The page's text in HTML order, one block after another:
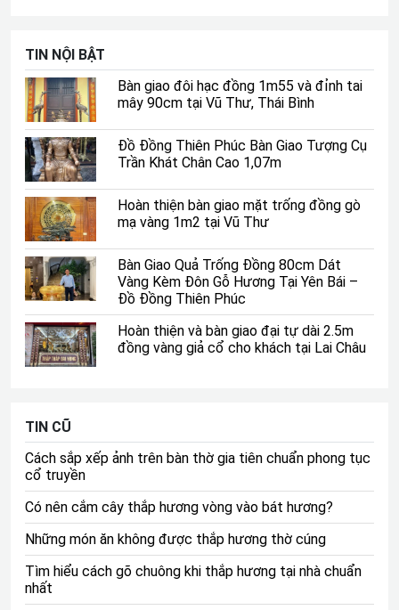
Ý nghĩa thắp hương 100 ngày sau khi bốc bát hương
Thời gian đầu sau khi nhập trạch, gia chủ cần phải thắp
hương để căn nhà thêm phần ấm áp và linh thiêng. Điều
này sẽ giúp tụ khí và đem lại vượng khí, sự hưng thịnh
cho gia đình.
Ngoài ra, truyền thống uống nước nhớ nguồn đều ghi nhớ
dân tộc Việt ta. Nét đẹp này vẫn được lưu truyền nhiều
thế hệ từ xưa đến nay. Vì thế, dường như nghi lễ thắp
hương 100 ngày sau khi bốc bát hương không thể thiếu
đối với mọi người dân sau khi về nhà mới.
Điều này không chỉ đơn thuần là việc thờ cúng tổ tiên
để mong cầu tài lộc. Đồng thời đây cũng là cách để thế
hệ con cháu bày tỏ lòng hiếu kính và sự hiếu thảo của
mình đối với Đức Phật, thần linh, tiên tổ đã phù hộ độ trì
cho con cháu được cuộc sống ấm no, hạnh phúc và bình
TIN NỘI BẬT
Bàn giao đôi hạc đồng 1m55 và đỉnh tai
mây 90cm tại Vũ Thư, Thái Bình
Đồ Đồng Thiên Phúc Bàn Giao Tượng Cụ
Trần Khát Chân Cao 1,07m
Hoàn thiện bàn giao mặt trống đồng gò
mạ vàng 1m2 tại Vũ Thư
Bàn Giao Quả Trống Đồng 80cm Dát
Vàng Kèm Đôn Gỗ Hương Tại Yên Bái –
Đồ Đồng Thiên Phúc
Hoàn thiện và bàn giao đại tự dài 2.5m
đồng vàng giả cổ cho khách tại Lai Châu
TIN CŨ
Cách sắp xếp ảnh trên bàn thờ gia tiên chuẩn phong tục
cổ truyền
Có nên cắm cây thắp hương vòng vào bát hương?
Những món ăn không được thắp hương thờ cúng
Tìm hiểu cách gõ chuông khi thắp hương tại nhà chuẩn
nhất